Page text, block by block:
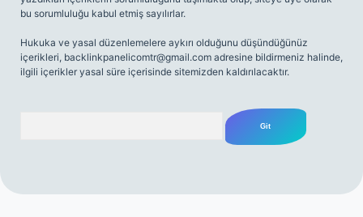
bu sorumluluğu kabul etmiş sayılırlar.
Hukuka ve yasal düzenlemelere aykırı olduğunu düşündüğünüz
içerikleri, backlinkpanelicomtr@gmail.com adresine bildirmeniz halinde,
ilgili içerikler yasal süre içerisinde sitemizden kaldırılacaktır.